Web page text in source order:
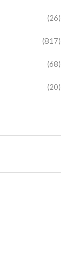
(26)
(817)
(68)
(20)